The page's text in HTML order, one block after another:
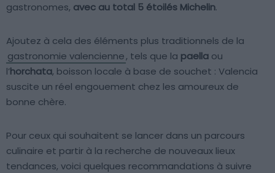
gastronomes, avec au total 5 étoilés Michelin.
Ajoutez à cela des éléments plus traditionnels de la
gastronomie valencienne, tels que la paella ou
l’horchata, boisson locale à base de souchet : Valencia
suscite un réel engouement chez les amoureux de
bonne chère.
Pour ceux qui souhaitent se lancer dans un parcours
culinaire et partir à la recherche de nouveaux lieux
tendances, voici quelques recommandations à suivre